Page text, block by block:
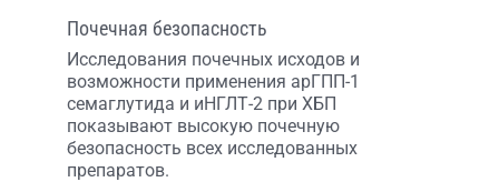
Почечная безопасность
Исследования почечных исходов и
возможности применения арГПП-1
семаглутида и иНГЛТ-2 при ХБП
показывают высокую почечную
безопасность всех исследованных
препаратов.